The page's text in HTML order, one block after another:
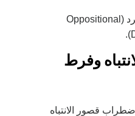
اضطراب المعارضة والتمرد (Oppositional
وفرط
قصور الانتباه